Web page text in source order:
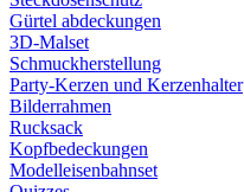
Gürtel abdeckungen
3D-Malset
Schmuckherstellung
Party-Kerzen und Kerzenhalter
Bilderrahmen
Rucksack
Kopfbedeckungen
Modelleisenbahnset